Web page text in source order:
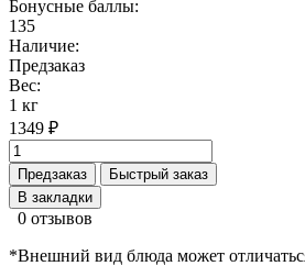
Бонусные баллы:
135
Наличие:
Предзаказ
Вес:
1 кг
1349 ₽
Предзаказ
Быстрый заказ
В закладки
0 отзывов
*Внешний вид блюда может